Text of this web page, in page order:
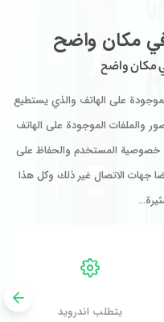
مكان واضح
مكان واضح
على الهاتف والذي يستطيع
والملفات الموجودة على الهاتف
خصوصية المستخدم والحفاظ على
جهات الاتصال غير ذلك وكل هذا
يتطلب اندرويد